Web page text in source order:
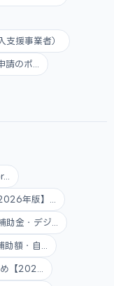
支援事業者）
のポ...
年版】...
金・デジ...
額・自...
【202...